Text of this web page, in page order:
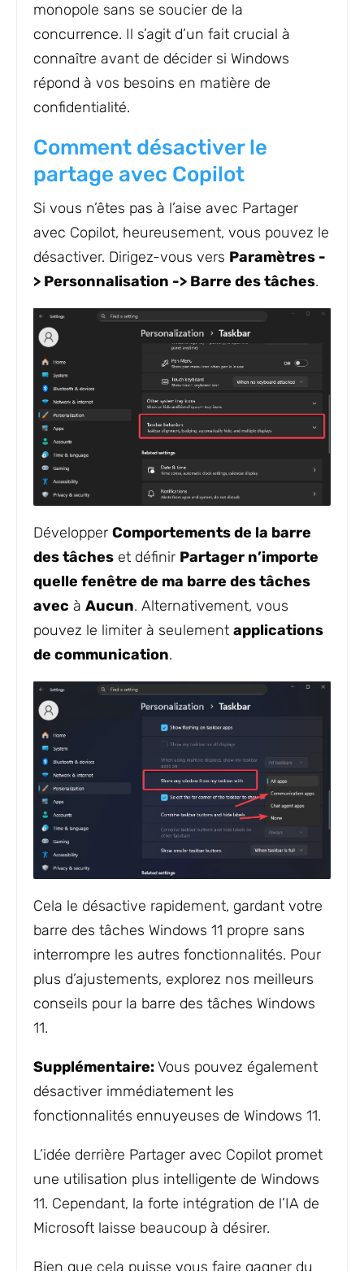
monopole sans se soucier de la
concurrence. Il s’agit d’un fait crucial à
connaître avant de décider si Windows
répond à vos besoins en matière de
confidentialité.
Comment désactiver le
partage avec Copilot
Si vous n’êtes pas à l’aise avec Partager
avec Copilot, heureusement, vous pouvez le
désactiver. Dirigez-vous vers Paramètres -
> Personnalisation -> Barre des tâches.
Développer Comportements de la barre
des tâches et définir Partager n’importe
quelle fenêtre de ma barre des tâches
avec à Aucun. Alternativement, vous
pouvez le limiter à seulement applications
de communication.
Cela le désactive rapidement, gardant votre
barre des tâches Windows 11 propre sans
interrompre les autres fonctionnalités. Pour
plus d’ajustements, explorez nos meilleurs
conseils pour la barre des tâches Windows
11.
Supplémentaire:Vous pouvez également
désactiver immédiatement les
fonctionnalités ennuyeuses de Windows 11.
L’idée derrière Partager avec Copilot promet
une utilisation plus intelligente de Windows
11. Cependant, la forte intégration de l’IA de
Microsoft laisse beaucoup à désirer.
Bien que cela puisse vous faire gagner du